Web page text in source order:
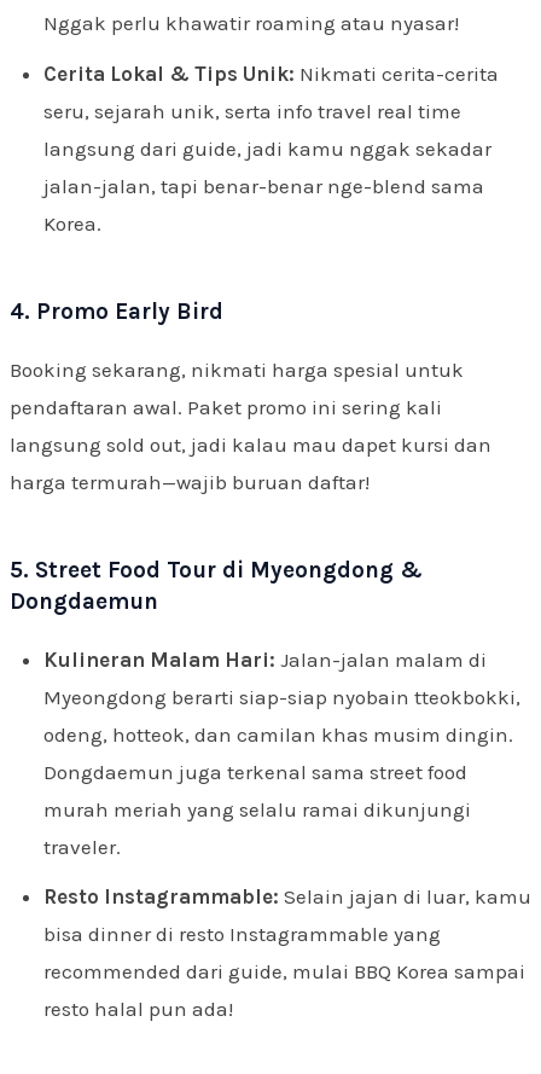
Nggak perlu khawatir roaming atau nyasar!
Cerita Lokal & Tips Unik: Nikmati cerita-cerita
seru, sejarah unik, serta info travel real time
langsung dari guide, jadi kamu nggak sekadar
jalan-jalan, tapi benar-benar nge-blend sama
Korea.
4. Promo Early Bird
Booking sekarang, nikmati harga spesial untuk
pendaftaran awal. Paket promo ini sering kali
langsung sold out, jadi kalau mau dapet kursi dan
harga termurah—wajib buruan daftar!
5. Street Food Tour di Myeongdong &
Dongdaemun
Kulineran Malam Hari: Jalan-jalan malam di
Myeongdong berarti siap-siap nyobain tteokbokki,
odeng, hotteok, dan camilan khas musim dingin.
Dongdaemun juga terkenal sama street food
murah meriah yang selalu ramai dikunjungi
traveler.
Resto Instagrammable: Selain jajan di luar, kamu
bisa dinner di resto Instagrammable yang
recommended dari guide, mulai BBQ Korea sampai
resto halal pun ada!